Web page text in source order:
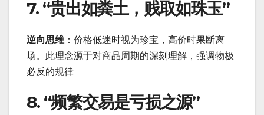
7. “贵出如粪土，贱取如珠玉”
逆向思维 ：价格低迷时视为珍宝，高价时果断离
场。此理念源于对商品周期的深刻理解，强调物极
必反的规律
8. “频繁交易是亏损之源”